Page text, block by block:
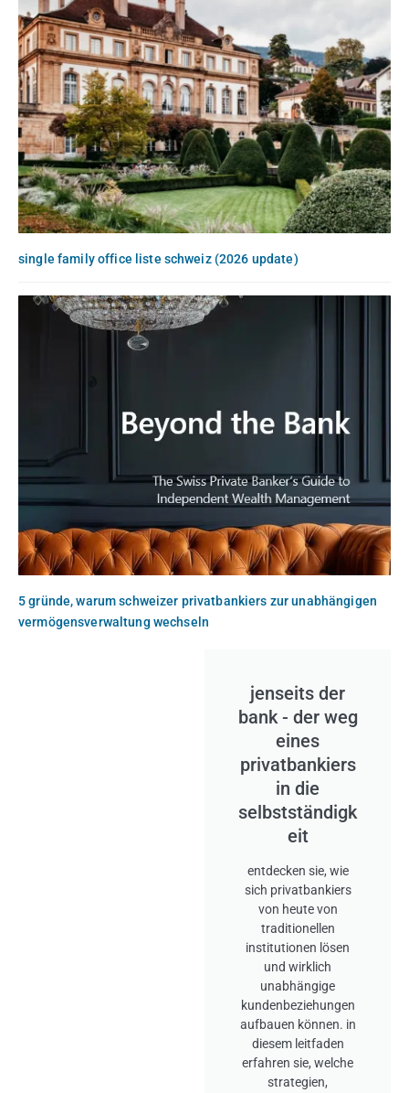
single family office liste schweiz (2026 update)
5 gründe, warum schweizer privatbankiers zur unabhängigen
vermögensverwaltung wechseln
jenseits der
bank - der weg
eines
privatbankiers
in die
selbstständigk
eit
entdecken sie, wie
sich privatbankiers
von heute von
traditionellen
institutionen lösen
und wirklich
unabhängige
kundenbeziehungen
aufbauen können. in
diesem leitfaden
erfahren sie, welche
strategien,